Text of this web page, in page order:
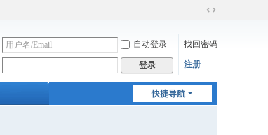
切
到
自动登录 找回密码
登录 注册
快捷导航